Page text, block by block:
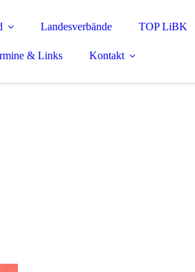
Landesverbände TOP LiBK
& Links Kontakt